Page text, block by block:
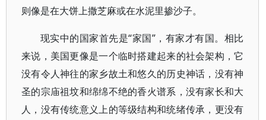
则像是在大饼上撒芝麻或在水泥里掺沙子。
现实中的国家首先是“家国”，有家才有国。相比
来说，美国更像是一个临时搭建起来的社会架构，它
没有令人神往的家乡故土和悠久的历史神话，没有神
圣的宗庙祖坟和绵绵不绝的香火谱系，没有家长和大
人，没有传统意义上的等级结构和统绪传承，更没有